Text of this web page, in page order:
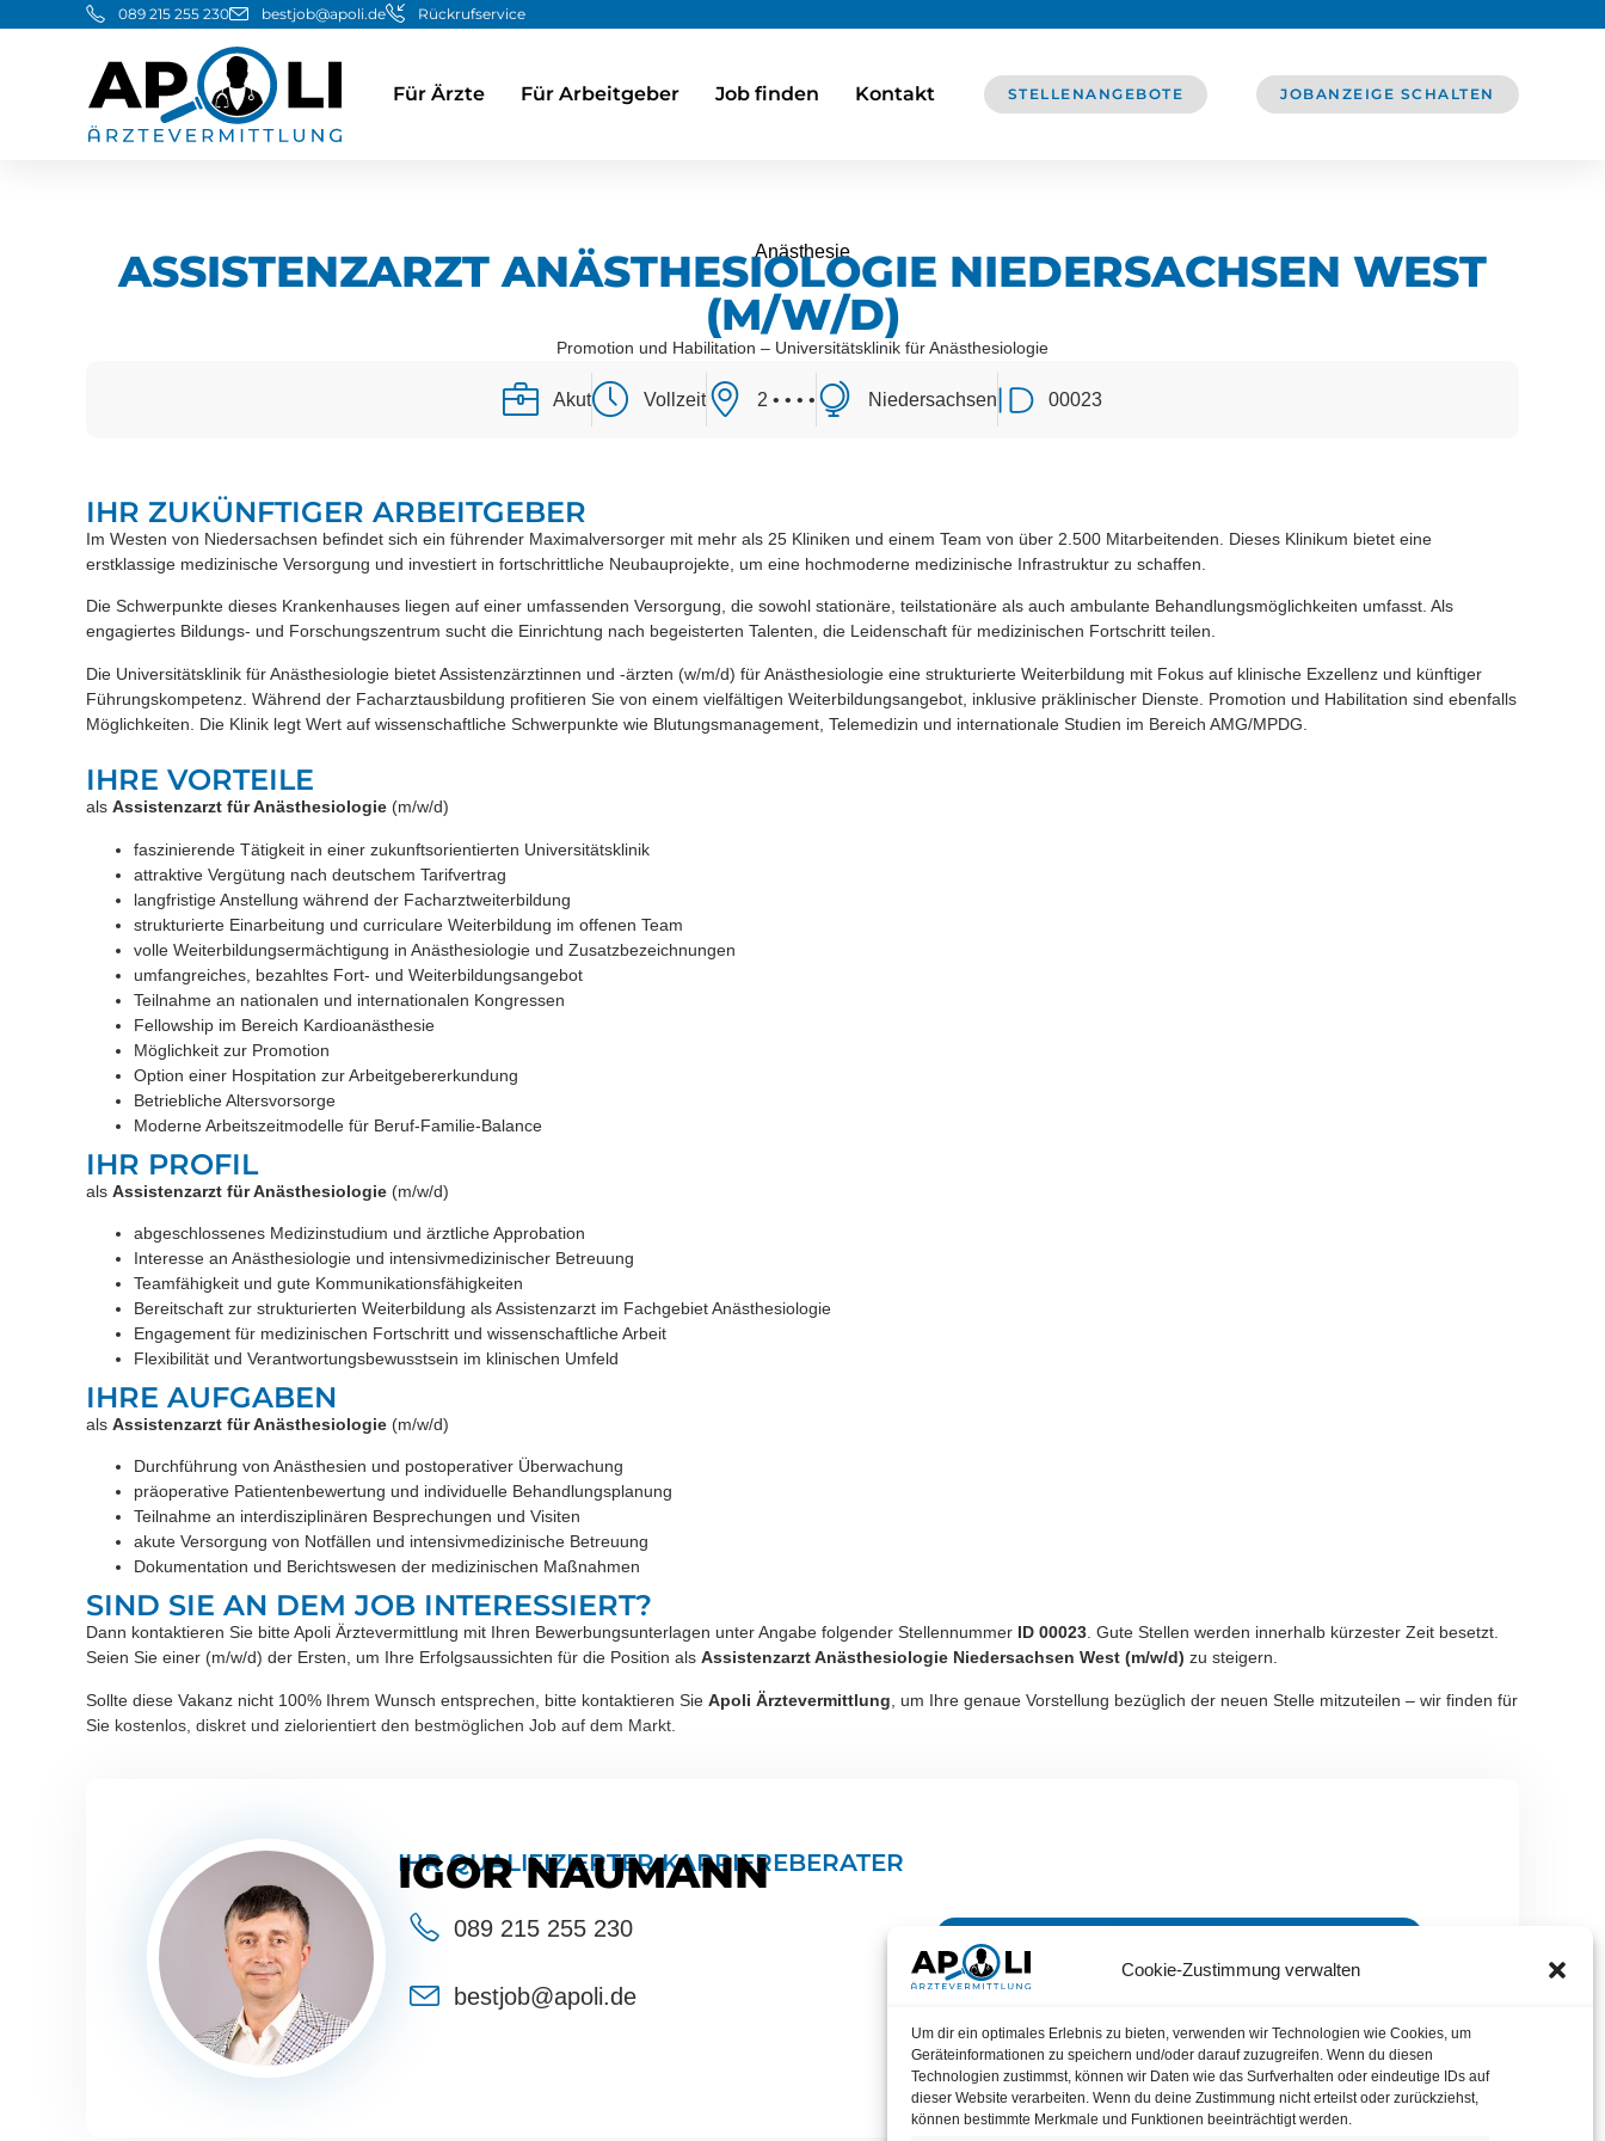
Cookie-Zustimmung verwalten
Um dir ein optimales Erlebnis zu bieten, verwenden wir Technologien wie Cookies, um
Geräteinformationen zu speichern und/oder darauf zuzugreifen. Wenn du diesen
Technologien zustimmst, können wir Daten wie das Surfverhalten oder eindeutige IDs auf
dieser Website verarbeiten. Wenn du deine Zustimmung nicht erteilst oder zurückziehst,
können bestimmte Merkmale und Funktionen beeinträchtigt werden.
089 215 255 230 bestjob@apoli.de Rückrufservice
Für Ärzte Für Arbeitgeber Job finden Kontakt STELLENANGEBOTE JOBANZEIGE SCHALTEN
Anästhesie
ASSISTENZARZT ANÄSTHESIOLOGIE NIEDERSACHSEN WEST
(M/W/D)
Promotion und Habilitation – Universitätsklinik für Anästhesiologie
Akut Vollzeit 2 • • • • Niedersachsen 00023
IHR ZUKÜNFTIGER ARBEITGEBER
Im Westen von Niedersachsen befindet sich ein führender Maximalversorger mit mehr als 25 Kliniken und einem Team von über 2.500 Mitarbeitenden. Dieses Klinikum bietet eine
erstklassige medizinische Versorgung und investiert in fortschrittliche Neubauprojekte, um eine hochmoderne medizinische Infrastruktur zu schaffen.
Die Schwerpunkte dieses Krankenhauses liegen auf einer umfassenden Versorgung, die sowohl stationäre, teilstationäre als auch ambulante Behandlungsmöglichkeiten umfasst. Als
engagiertes Bildungs- und Forschungszentrum sucht die Einrichtung nach begeisterten Talenten, die Leidenschaft für medizinischen Fortschritt teilen.
Die Universitätsklinik für Anästhesiologie bietet Assistenzärztinnen und -ärzten (w/m/d) für Anästhesiologie eine strukturierte Weiterbildung mit Fokus auf klinische Exzellenz und künftiger
Führungskompetenz. Während der Facharztausbildung profitieren Sie von einem vielfältigen Weiterbildungsangebot, inklusive präklinischer Dienste. Promotion und Habilitation sind ebenfalls
Möglichkeiten. Die Klinik legt Wert auf wissenschaftliche Schwerpunkte wie Blutungsmanagement, Telemedizin und internationale Studien im Bereich AMG/MPDG.
IHRE VORTEILE
als Assistenzarzt für Anästhesiologie (m/w/d)
faszinierende Tätigkeit in einer zukunftsorientierten Universitätsklinik
attraktive Vergütung nach deutschem Tarifvertrag
langfristige Anstellung während der Facharztweiterbildung
strukturierte Einarbeitung und curriculare Weiterbildung im offenen Team
volle Weiterbildungsermächtigung in Anästhesiologie und Zusatzbezeichnungen
umfangreiches, bezahltes Fort- und Weiterbildungsangebot
Teilnahme an nationalen und internationalen Kongressen
Fellowship im Bereich Kardioanästhesie
Möglichkeit zur Promotion
Option einer Hospitation zur Arbeitgebererkundung
Betriebliche Altersvorsorge
Moderne Arbeitszeitmodelle für Beruf-Familie-Balance
IHR PROFIL
als Assistenzarzt für Anästhesiologie (m/w/d)
abgeschlossenes Medizinstudium und ärztliche Approbation
Interesse an Anästhesiologie und intensivmedizinischer Betreuung
Teamfähigkeit und gute Kommunikationsfähigkeiten
Bereitschaft zur strukturierten Weiterbildung als Assistenzarzt im Fachgebiet Anästhesiologie
Engagement für medizinischen Fortschritt und wissenschaftliche Arbeit
Flexibilität und Verantwortungsbewusstsein im klinischen Umfeld
IHRE AUFGABEN
als Assistenzarzt für Anästhesiologie (m/w/d)
Durchführung von Anästhesien und postoperativer Überwachung
präoperative Patientenbewertung und individuelle Behandlungsplanung
Teilnahme an interdisziplinären Besprechungen und Visiten
akute Versorgung von Notfällen und intensivmedizinische Betreuung
Dokumentation und Berichtswesen der medizinischen Maßnahmen
SIND SIE AN DEM JOB INTERESSIERT?
Dann kontaktieren Sie bitte Apoli Ärztevermittlung mit Ihren Bewerbungsunterlagen unter Angabe folgender Stellennummer ID 00023. Gute Stellen werden innerhalb kürzester Zeit besetzt.
Seien Sie einer (m/w/d) der Ersten, um Ihre Erfolgsaussichten für die Position als Assistenzarzt Anästhesiologie Niedersachsen West (m/w/d) zu steigern.
Sollte diese Vakanz nicht 100% Ihrem Wunsch entsprechen, bitte kontaktieren Sie Apoli Ärztevermittlung , um Ihre genaue Vorstellung bezüglich der neuen Stelle mitzuteilen – wir finden für
Sie kostenlos, diskret und zielorientiert den bestmöglichen Job auf dem Markt.
IHR QUALIFIZIERTER KARRIEREBERATER
IGOR NAUMANN
089 215 255 230
bestjob@apoli.de
BERATUNGSTERMIN VEREINBAREN